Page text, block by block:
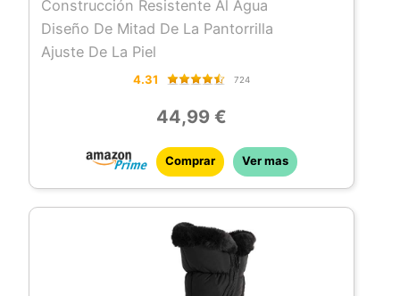
Construcción Resistente Al Agua
Diseño De Mitad De La Pantorrilla
Ajuste De La Piel
4.31 724
44,99 €
Comprar Ver mas